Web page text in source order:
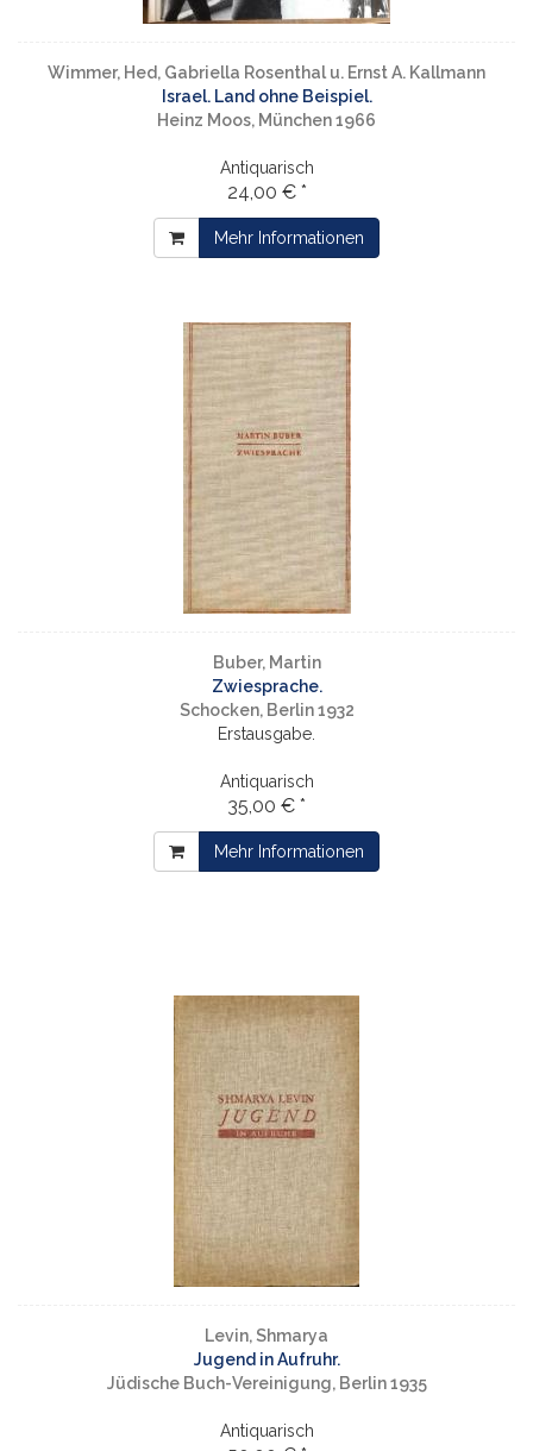
Wimmer, Hed, Gabriella Rosenthal u. Ernst A. Kallmann
Israel. Land ohne Beispiel.
Heinz Moos, München 1966
Antiquarisch
24,00 € *
Mehr Informationen
Buber, Martin
Zwiesprache.
Schocken, Berlin 1932
Erstausgabe.
Antiquarisch
35,00 € *
Mehr Informationen
Levin, Shmarya
Jugend in Aufruhr.
Jüdische Buch-Vereinigung, Berlin 1935
Antiquarisch